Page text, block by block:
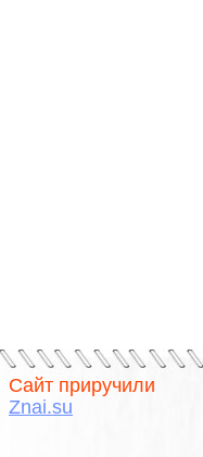
Сайт приручили
Znai.su